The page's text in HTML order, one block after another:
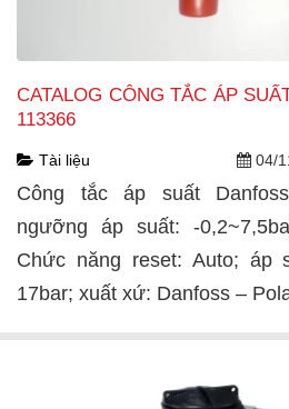
CATALOG CÔNG TẮC ÁP
113366
Tài liệu 04/
Công tắc áp suất
ngưỡng áp suất: -
Chức năng reset: Auto; áp
17bar; xuất xứ: Danfoss –